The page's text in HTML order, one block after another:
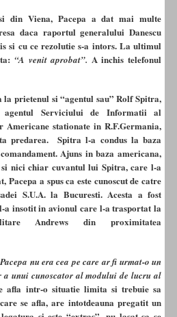
din Viena, Pacepa a dat mai multe
daca raportul generalului Danescu
si cu ce rezolutie s-a intors. La ultimul
“A venit aprobat”. A inchis telefonul
la prietenul si “agentul sau” Rolf Spitra,
Serviciului de Informatii al
Americane stationate in R.F.Germania,
predarea. Spitra l-a condus la baza
Ajuns in baza americana,
si nici chiar cuvantul lui Spitra, care l-a
Pacepa a spus ca este cunoscut de catre
S.U.A. la Bucuresti. Acesta a fost
a insotit in avionul care l-a trasportat la
Andrews din proximitatea
nu era cea pe care ar fi urmat-o un
unui cunoscator al modului de lucru al
afla intr-o situatie limita si trebuie sa
se afla, are intotdeauna pregatit un